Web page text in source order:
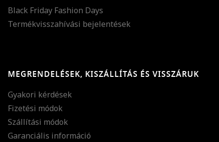
Black Friday Fashion Days
Termékvisszahívási bejelentések
MEGRENDELÉSEK, KISZÁLLÍTÁS ÉS VISSZÁRUK
Gyakori kérdések
Fizetési módok
Szállítási módok
Garanciális információ